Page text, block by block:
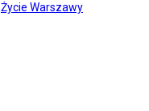
Życie Warszawy